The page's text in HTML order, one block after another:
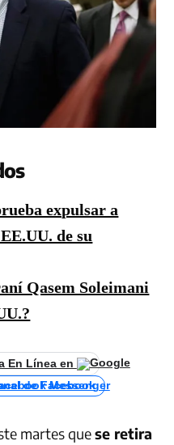
expulsar a
de su
Qasem Soleimani
En Línea en
de Facebook
martes quese retira